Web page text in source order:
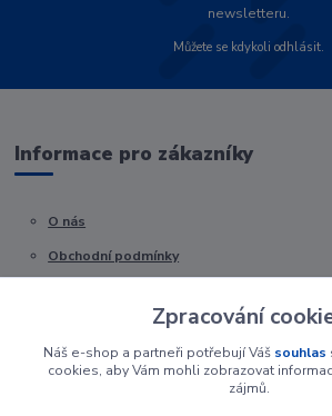
newsletteru.
Můžete se kdykoli odhlásit.
Informace pro zákazníky
O nás
Obchodní podmínky
Zpracování
Náš e-shop a partneři potřebují Váš souhlas
cookies, aby Vám mohli zobrazovat
zájmů.